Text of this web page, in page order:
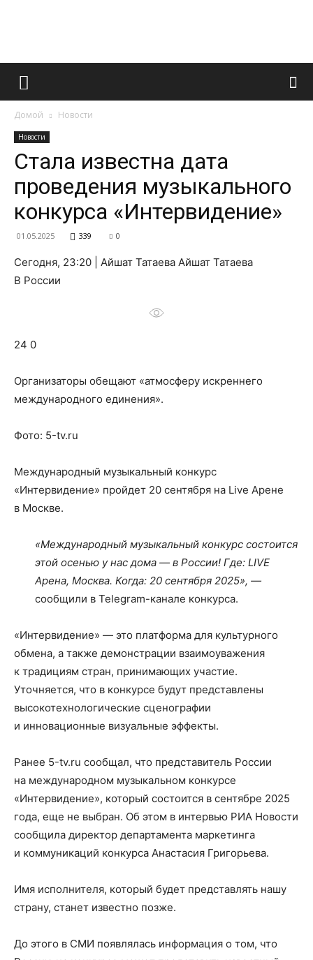
Французский
и
о
нем
Домой Новости
Новости
Стала известна дата
проведения музыкального
конкурса «Интервидение»
01.05.2025 339 0
Сегодня, 23:20 | Айшат Татаева Айшат Татаева
В России
24 0
Организаторы обещают «атмосферу искреннего
международного единения».
Фото: 5-tv.ru
Международный музыкальный конкурс
«Интервидение» пройдет 20 сентября на Live Арене
в Москве.
«Международный музыкальный конкурс состоится
этой осенью у нас дома — в России! Где: LIVE
Арена, Москва. Когда: 20 сентября 2025», —
сообщили в Telegram-канале конкурса.
«Интервидение» — это платформа для культурного
обмена, а также демонстрации взаимоуважения
к традициям стран, принимающих участие.
Уточняется, что в конкурсе будут представлены
высокотехнологические сценографии
и инновационные визуальные эффекты.
Ранее 5-tv.ru сообщал, что представитель России
на международном музыкальном конкурсе
«Интервидение», который состоится в сентябре 2025
года, еще не выбран. Об этом в интервью РИА Новости
сообщила директор департамента маркетинга
и коммуникаций конкурса Анастасия Григорьева.
Имя исполнителя, который будет представлять нашу
страну, станет известно позже.
До этого в СМИ появлялась информация о том, что